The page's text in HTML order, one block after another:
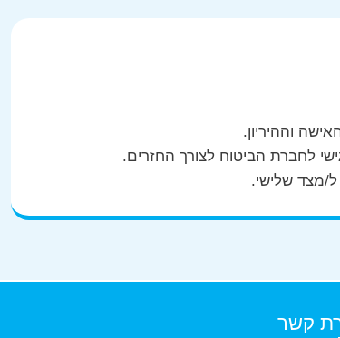
וההיריון.
לחברת הביטוח לצורך החזרים.
מצד שלישי.
קשר